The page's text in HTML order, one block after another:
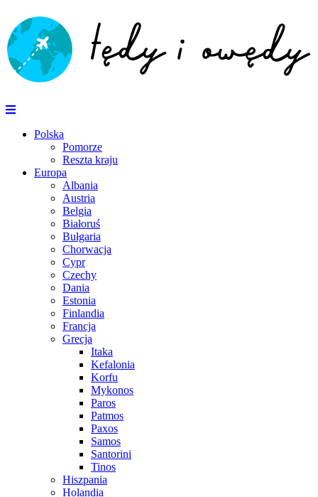
Polska
Pomorze
Reszta kraju
Europa
Albania
Austria
Belgia
Białoruś
Bułgaria
Chorwacja
Cypr
Czechy
Dania
Estonia
Finlandia
Francja
Grecja
Itaka
Kefalonia
Korfu
Mykonos
Paros
Patmos
Paxos
Samos
Santorini
Tinos
Hiszpania
Holandia